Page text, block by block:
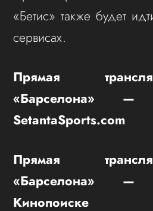
«Бетис» также будет
сервисах.
Прямая
«Барселона» —
SetantaSports.com
Прямая
«Барселона» —
Кинопоиске